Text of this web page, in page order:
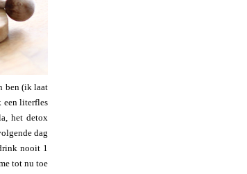
ben (ik laat
een literfles
het detox
dag
nooit 1
tot nu toe